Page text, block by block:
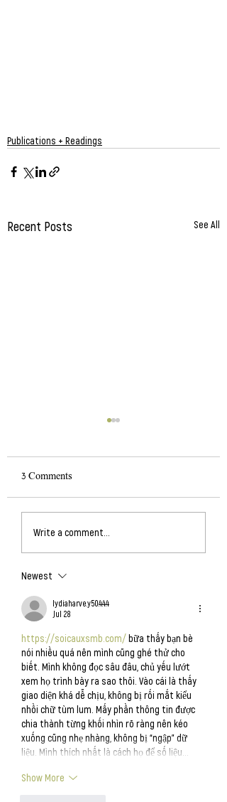
Publications + Readings
Recent Posts See All
The 2026 Lunar Calendar
from Luna Press
3 Comments
Write a comment...
Newest
lydiaharve.y50.4.4.4
Jul 28
https://soicauxsmb.com/ bữa thấy bạn bè
nói nhiều quá nên mình cũng ghé thử cho
biết. Mình không đọc sâu đâu, chủ yếu lướt
xem họ trình bày ra sao thôi. Vào cái là thấy
giao diện khá dễ chịu, không bị rối mắt kiểu
nhồi chữ tùm lum. Mấy phần thông tin được
chia thành từng khối nhìn rõ ràng nên kéo
xuống cũng nhẹ nhàng, không bị “ngập” dữ
liệu. Mình thích nhất là cách họ để số liệu…
Show More